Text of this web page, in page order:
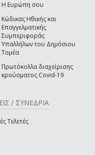
Η Ευρώπη σου
Κώδικας Ηθικής και
Επαγγελματικής
Συμπεριφοράς
Υπαλλήλων του Δημόσιου
Τομέα
Πρωτόκολλα διαχείρισης
κρούσματος Covid-19
/ ΣΥΝΕΔΡΙΑ
Τελετές